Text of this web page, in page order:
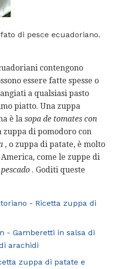
di pesce ecuadoriano.
contengono
essere fatte spesse o
a qualsiasi pasto
piatto. Una zuppa
è la sopa de tomates con
zuppa di pomodoro con
, o zuppa di patate, è molto
come le zuppe di
pescado . Goditi queste
- Ricetta zuppa di
- Gamberetti in salsa di
arachidi
zuppa di patate e